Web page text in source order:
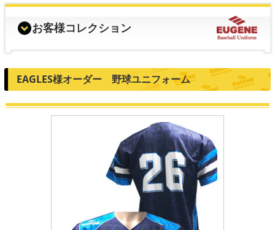
お客様コレクション
EAGLES様オーダー 野球ユニフォーム